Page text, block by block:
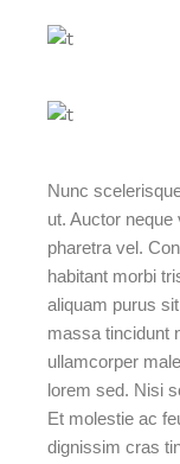
Nunc
ut. Auctor
pharetra vel.
habitant morbi
aliquam purus
massa tincidunt
ullamcorper
lorem sed. Nisi
Et molestie ac
dignissim cras